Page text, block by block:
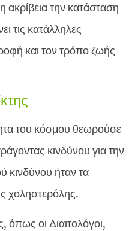
ακρίβεια την κατάσταση
τις κατάλληλες
και τον τρόπο ζωής
του κόσμου θεωρούσε
κινδύνου για την
κινδύνου ήταν τα
χοληστερόλης.
όπως οι Διαιτολόγοι,